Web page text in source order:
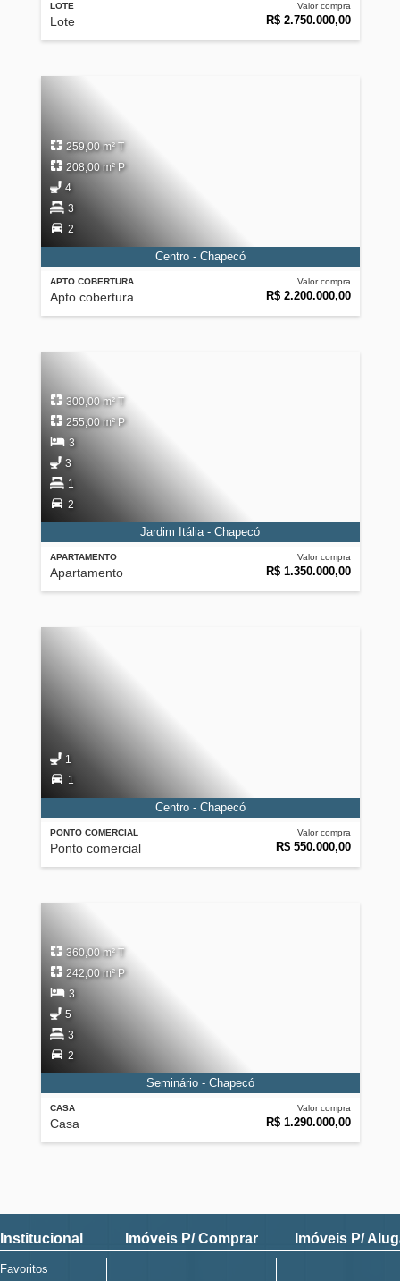
LOTE
Lote
Valor compra
R$ 2.750.000,00
APTO COBERTURA
Apto cobertura
Valor compra
R$ 2.200.000,00
259,00 m² T
208,00 m² P
4
3
2
Centro - Chapecó
APARTAMENTO
Apartamento
Valor compra
R$ 1.350.000,00
300,00 m² T
255,00 m² P
3
3
1
2
Jardim Itália - Chapecó
PONTO COMERCIAL
Ponto comercial
Valor compra
R$ 550.000,00
1
1
Centro - Chapecó
CASA
Casa
Valor compra
R$ 1.290.000,00
360,00 m² T
242,00 m² P
3
5
3
2
Seminário - Chapecó
Institucional
Favoritos
Imóveis P/ Comprar Imóveis P/